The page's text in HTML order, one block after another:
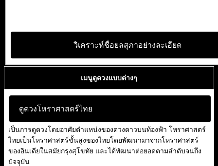
วิเคราะห์ชื่อยลสุภาอย่างละเอียด
เมนูดูดวงแบบต่างๆ
ดูดวงโหราศาสตร์ไทย
เป็นการดูดวงโดยอาศัยตำแหน่งของดวงดาวบนท้องฟ้า โหราศาสตร์
ไทยเป็นโหราศาสตร์ชั้นสูงของไทยโดยพัฒนามาจากโหราศาสตร์
ของอินเดียในสมัยกรุงสุโขทัย และได้พัฒนาต่อยอดตามลำดับจนถึง
ปัจจุบัน